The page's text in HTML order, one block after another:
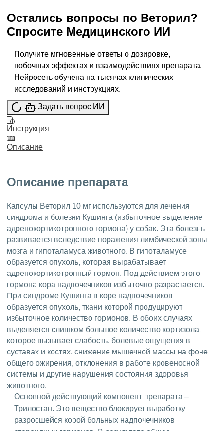
Остались вопросы по Веторил?
Спросите Медицинского ИИ
Получите мгновенные ответы о дозировке,
побочных эффектах и взаимодействиях препарата.
Нейросеть обучена на тысячах клинических
исследований и инструкциях.
Задать вопрос ИИ
Инструкция
Описание
Описание препарата
Капсулы Веторил 10 мг используются для лечения
синдрома и болезни Кушинга (избыточное выделение
адренокортикотропного гормона) у собак. Эта болезнь
развивается вследствие поражения лимбической зоны
мозга и гипоталамуса животного. В гипоталамусе
образуется опухоль, которая вырабатывает
адренокортикотропный гормон. Под действием этого
гормона кора надпочечников избыточно разрастается.
При синдроме Кушинга в коре надпочечников
образуется опухоль, ткани которой продуцируют
избыточное количество гормонов. В обоих случаях
выделяется слишком большое количество кортизола,
которое вызывает слабость, болевые ощущения в
суставах и костях, снижение мышечной массы на фоне
общего ожирения, отклонения в работе кровеносной
системы и другие нарушения состояния здоровья
животного.
Основной действующий компонент препарата –
Трилостан. Это вещество блокирует выработку
разросшейся корой больных надпочечников